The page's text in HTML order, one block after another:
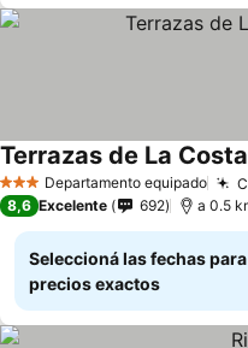
3 EstrellasDepartamento equipado
Terrazas de La
8,6 Excelente 692 a 0.5
Seleccioná las fechas
precios exactos